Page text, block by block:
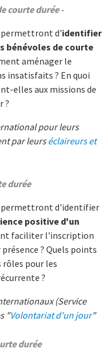
courte durée -
permettront d'identifier
bénévoles de courte
aménager le
insatisfaits ? En quoi
elles aux missions de
?
pour leurs
par leurséclaireurs et
durée
permettront d'identifier
positive d'un
faciliter l'inscription
? Quels points
pour les
?
(Service
"Volontariat d'un jour"
durée